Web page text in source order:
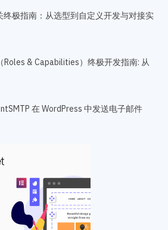
终极指南：从选型到自定义开发与对接实
Roles & Capabilities）终极开发指南: 从
在 WordPress 中发送电子邮件